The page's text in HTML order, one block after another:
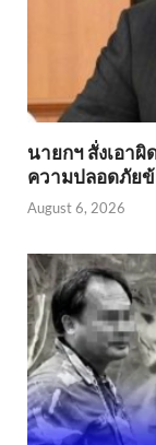
นายกฯ สั่งเอา
ความปลอดภัย
August 6, 2026